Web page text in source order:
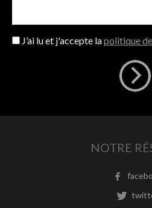
J’ai lu et j'accepte lapolitique
NOTRE